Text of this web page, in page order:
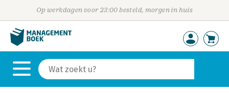
Op werkdagen voor 23:00 besteld, morgen in huis